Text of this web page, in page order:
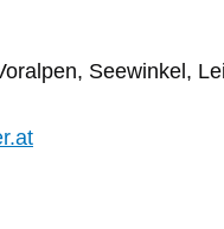
Seewinkel,